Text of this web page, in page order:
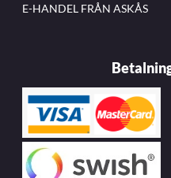
E-HANDEL FRÅN ASKÅS